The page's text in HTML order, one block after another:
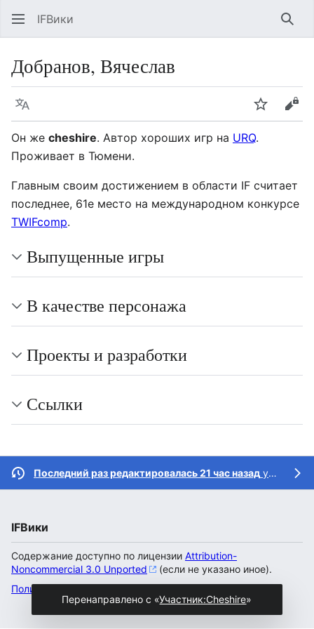
IFВики
Добранов, Вячеслав
Язык Следить
Он же cheshire. Автор хороших игр на URQ.
Проживает в Тюмени.
Главным своим достижением в области IF считает
последнее, 61е место на международном конкурсе
TWIFcomp.
Выпущенные игры
В качестве персонажа
Проекты и разработки
Ссылки
Последний раз редактировалась 21 час назад участником
IFВики
Содержание доступно по лицензии Attribution-
Noncommercial 3.0 Unported
(если не указано иное).
Политика конфиденциальности
Перенаправлено с «Участник:Cheshire»